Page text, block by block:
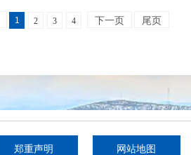
1 2 3 4 下一页 尾页
郑重声明 网站地图